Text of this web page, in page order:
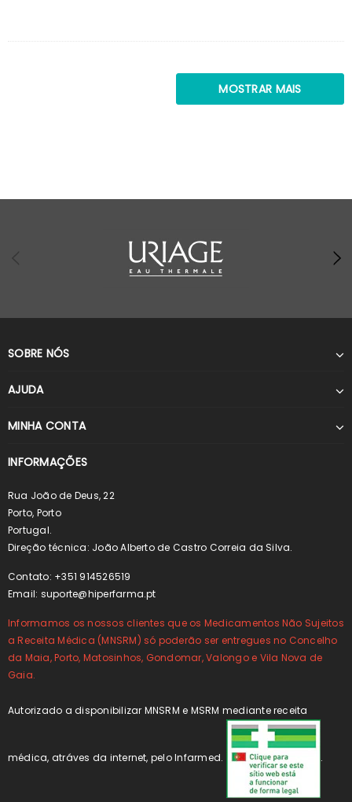
MOSTRAR MAIS
SOBRE NÓS
AJUDA
MINHA CONTA
INFORMAÇÕES
Rua João de Deus, 22
Porto, Porto
Portugal.
Direção técnica: João Alberto de Castro Correia da Silva.
Contato: +351 914526519
Email: suporte@hiperfarma.pt
Informamos os nossos clientes que os Medicamentos Não Sujeitos
a Receita Médica (MNSRM) só poderão ser entregues no Concelho
da Maia, Porto, Matosinhos, Gondomar, Valongo e Vila Nova de
Gaia.
Autorizado a disponibilizar MNSRM e MSRM mediante receita
médica, atráves da internet, pelo Infarmed. .